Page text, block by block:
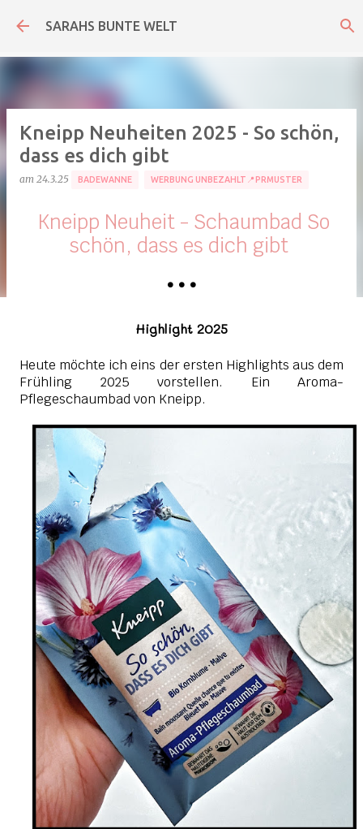
Direkt zum Hauptbereich
SARAHS BUNTE WELT
Kneipp Neuheiten 2025 - So schön,
dass es dich gibt
am 24.3.25 BADEWANNE WERBUNG UNBEZAHLT📍PRMUSTER
Kneipp Neuheit - Schaumbad So
schön, dass es dich gibt
• • •
Highlight 2025
Heute möchte ich eins der ersten Highlights aus dem
Frühling 2025 vorstellen. Ein Aroma-
Pflegeschaumbad von Kneipp.